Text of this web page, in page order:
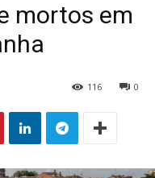
mortos em
0
116